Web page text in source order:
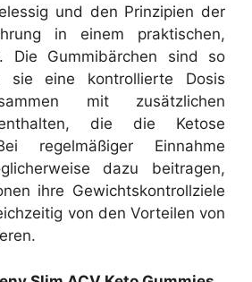
und den Prinzipien der
in einem praktischen,
Die Gummibärchen sind so
sie eine kontrollierte Dosis
mit zusätzlichen
die die Ketose
regelmäßiger Einnahme
dazu beitragen,
ihre Gewichtskontrollziele
von den Vorteilen von